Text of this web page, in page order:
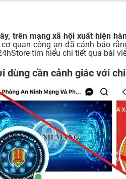
trên mạng xã hội xuất hiện
cơ quan công an đã cảnh báo
tìm hiểu chi tiết qua bài
dùng cần cảnh giác với